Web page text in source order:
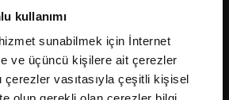
kullanımı
sunabilmek için İnternet
ve üçüncü kişilere ait çerezler
çerezler vasıtasıyla çeşitli kişisel
saklıdır.